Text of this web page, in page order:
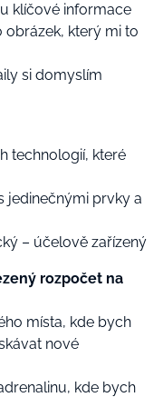
klíčové informace
obrázek, který mi to
si domyslím
technologií, které
jedinečnými prvky a
– účelově zařízený
rozpočet na
místa, kde bych
nové
kde bych